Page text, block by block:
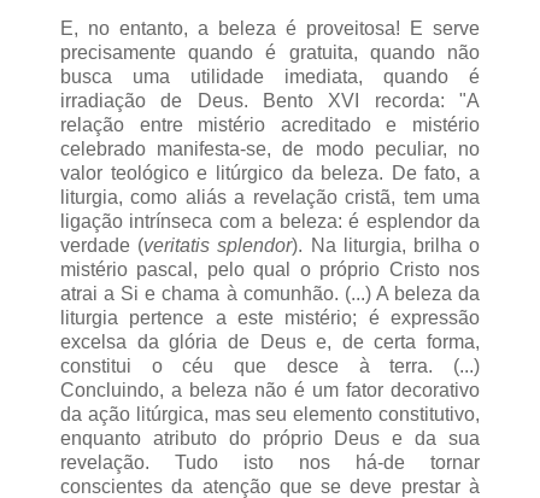
E, no entanto, a beleza é proveitosa! E serve
precisamente quando é gratuita, quando não
busca uma utilidade imediata, quando é
irradiação de Deus. Bento XVI recorda: "A
relação entre mistério acreditado e mistério
celebrado manifesta-se, de modo peculiar, no
valor teológico e litúrgico da beleza. De fato, a
liturgia, como aliás a revelação cristã, tem uma
ligação intrínseca com a beleza: é esplendor da
verdade (veritatis splendor). Na liturgia, brilha o
mistério pascal, pelo qual o próprio Cristo nos
atrai a Si e chama à comunhão. (...) A beleza da
liturgia pertence a este mistério; é expressão
excelsa da glória de Deus e, de certa forma,
constitui o céu que desce à terra. (...)
Concluindo, a beleza não é um fator decorativo
da ação litúrgica, mas seu elemento constitutivo,
enquanto atributo do próprio Deus e da sua
revelação. Tudo isto nos há-de tornar
conscientes da atenção que se deve prestar à